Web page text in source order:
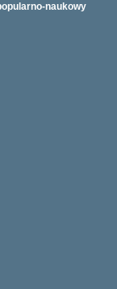
naukowy